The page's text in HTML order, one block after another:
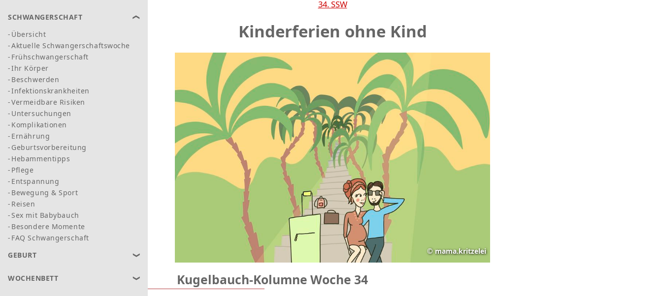
SCHWANGERSCHAFT
Übersicht
Aktuelle Schwangerschaftswoche
Frühschwangerschaft
Ihr Körper
Beschwerden
Infektionskrankheiten
Vermeidbare Risiken
Untersuchungen
Komplikationen
Ernährung
Geburtsvorbereitung
Hebammentipps
Pflege
Entspannung
Bewegung & Sport
Reisen
Sex mit Babybauch
Besondere Momente
FAQ Schwangerschaft
GEBURT
WOCHENBETT
34. SSW
Kinderferien ohne Kind
© mama.kritzelei
Kugelbauch-Kolumne Woche 34